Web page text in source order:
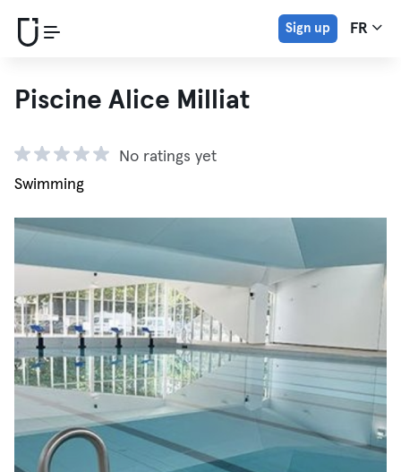
Sign up FR
Piscine Alice Milliat
No ratings yet
Swimming